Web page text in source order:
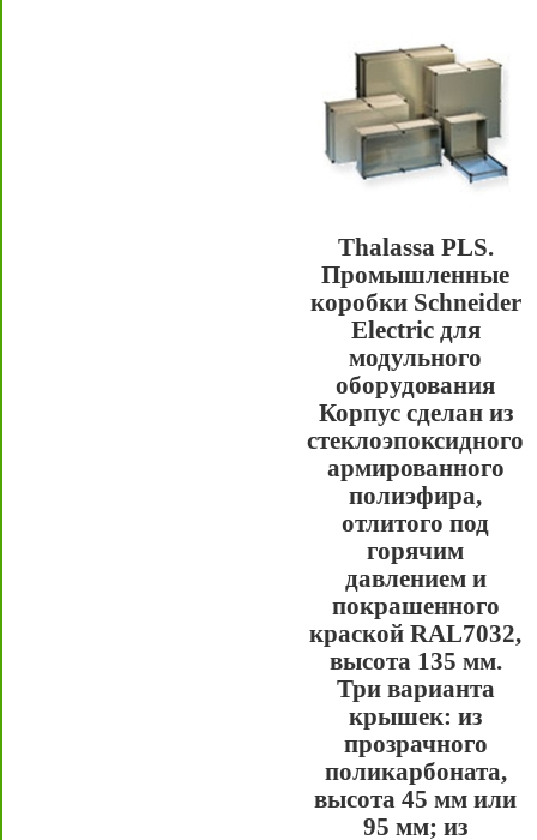
Thalassa PLS.
Промышленные
коробки Schneider
Electric для
модульного
оборудования
Корпус сделан из
стеклоэпоксидного
армированного
полиэфира,
отлитого под
горячим
давлением и
покрашенного
краской RAL7032,
высота 135 мм.
Три варианта
крышек: из
прозрачного
поликарбоната,
высота 45 мм или
95 мм; из